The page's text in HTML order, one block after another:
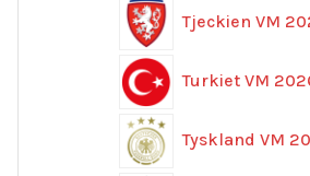
Tjeckien VM
Turkiet VM
Tyskland VM